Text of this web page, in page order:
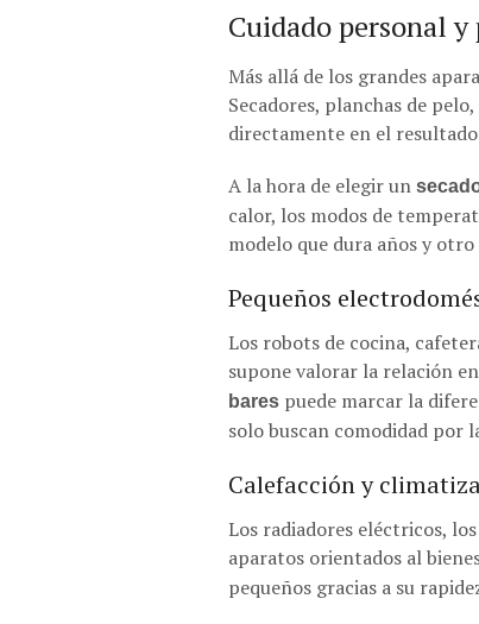
Cuidado personal
Más allá de los grandes
Secadores, planchas de
directamente en el
A la hora de elegir un
calor, los modos de
modelo que dura años y otro
Pequeños
Los robots de cocina,
supone valorar la relación
bares puede marcar la
solo buscan comodidad por
Calefacción y
Los radiadores eléctricos,
aparatos orientados al
pequeños gracias a su